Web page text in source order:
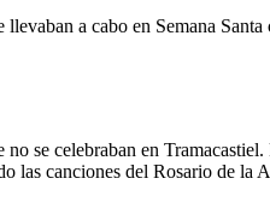
a cabo en Semana Santa
se celebraban en
las canciones del Rosario de la